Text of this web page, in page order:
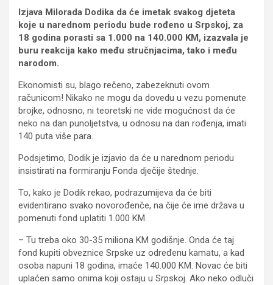
Izjava Milorada Dodika da će imetak svakog djeteta
koje u narednom periodu bude rođeno u Srpskoj, za
18 godina porasti sa 1.000 na 140.000 KM, izazvala je
buru reakcija kako među stručnjacima, tako i među
narodom.
Ekonomisti su, blago rečeno, zabezeknuti ovom
računicom! Nikako ne mogu da dovedu u vezu pomenute
brojke, odnosno, ni teoretski ne vide mogućnost da će
neko na dan punoljetstva, u odnosu na dan rođenja, imati
140 puta više para.
Podsjetimo, Dodik je izjavio da će u narednom periodu
insistirati na formiranju Fonda dječije štednje.
To, kako je Dodik rekao, podrazumijeva da će biti
evidentirano svako novorođenče, na čije će ime država u
pomenuti fond uplatiti 1.000 KM.
– Tu treba oko 30-35 miliona KM godišnje. Onda će taj
fond kupiti obveznice Srpske uz određenu kamatu, a kad
osoba napuni 18 godina, imaće 140.000 KM. Novac će biti
uplaćen samo onima koji ostaju u Srpskoj. Ako neko odluči